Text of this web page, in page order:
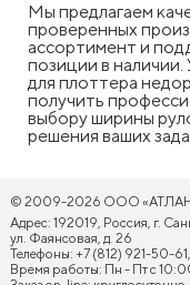
Мы предлагаем
проверенных
ассортимент и
позиции в наличии.
для плоттера
получить
выбору ширины
решения ваших
© 2009-2026 ООО
Адрес: 192019, Россия, г.
ул. Фаянсовая, д. 26
Телефоны: +7 (812) 921-50-
Время работы: Пн - Пт с